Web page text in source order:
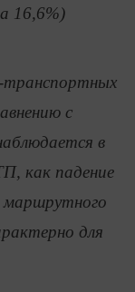
16,6%)
транспортных
с
в
как падение
маршрутного
для